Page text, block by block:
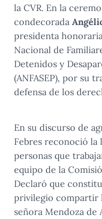
la CVR. En la
condecorada
presidenta
Nacional de
Detenidos y
(ANFASEP), por su
defensa de los
En su discurso de
Febres reconoció la
personas que
equipo de la
Declaró que
privilegio compartir
señora Mendoza de